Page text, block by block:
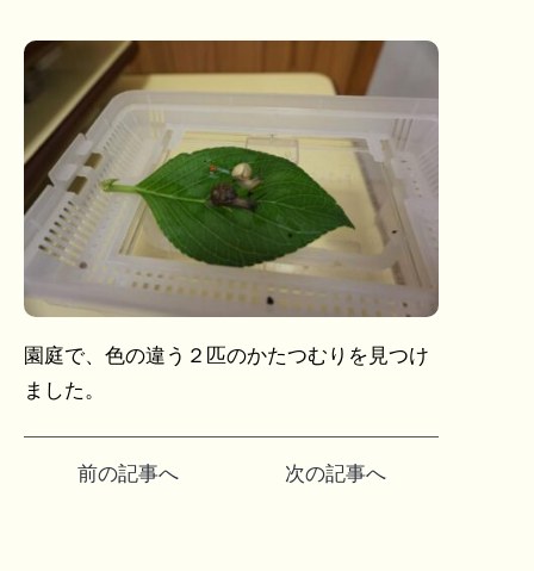
園庭で、色の違う２匹のかたつむりを見つけ
ました。
前の記事へ 次の記事へ